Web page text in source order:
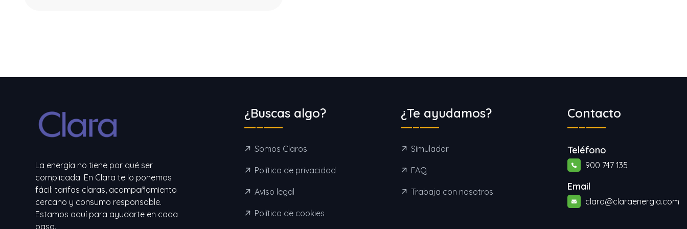
La energía no tiene por qué ser
complicada. En Clara te lo ponemos
fácil: tarifas claras, acompañamiento
cercano y consumo responsable.
Estamos aquí para ayudarte en cada
paso.
¿Buscas algo?
Somos Claros
Política de privacidad
Aviso legal
Política de cookies
¿Te ayudamos?
Simulador
FAQ
Trabaja con nosotros
Contacto
Teléfono
900 747 135
Email
clara@claraenergia.com